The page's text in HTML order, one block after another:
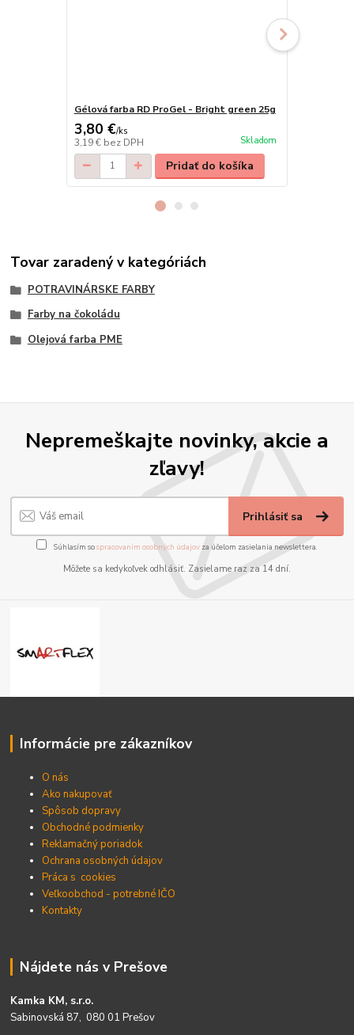
Gélová farba RD ProGel - Bright green 25g
3,80 €/ks
3,19 € bez DPH Skladom
Pridať do košíka
Tovar zaradený v kategóriách
POTRAVINÁRSKE FARBY
Farby na čokoládu
Olejová farba PME
Nepremeškajte novinky, akcie a
zľavy!
Prihlásiť sa
Súhlasím sospracovaním osobných údajov za účelom zasielania newslettera.
Môžete sa kedykoľvek odhlásiť. Zasielame raz za 14 dní.
Informácie pre zákazníkov
O nás
Ako nakupovať
Spôsob dopravy
Obchodné podmienky
Reklamačný poriadok
Ochrana osobných údajov
Práca s cookies
Veľkoobchod - potrebné IČO
Kontakty
Nájdete nás v Prešove
Kamka KM, s.r.o.
Sabinovská 87, 080 01 Prešov